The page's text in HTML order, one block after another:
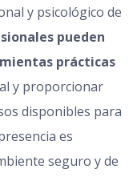
y psicológico de
pueden
prácticas
y proporcionar
disponibles para
es
seguro y de